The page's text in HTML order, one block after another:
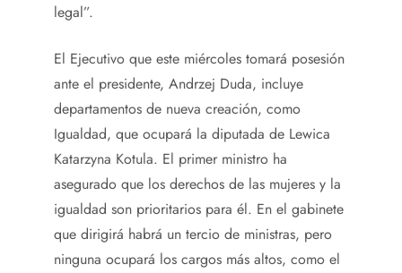
legal”.
El Ejecutivo que este miércoles tomará posesión
ante el presidente, Andrzej Duda, incluye
departamentos de nueva creación, como
Igualdad, que ocupará la diputada de Lewica
Katarzyna Kotula. El primer ministro ha
asegurado que los derechos de las mujeres y la
igualdad son prioritarios para él. En el gabinete
que dirigirá habrá un tercio de ministras, pero
ninguna ocupará los cargos más altos, como el